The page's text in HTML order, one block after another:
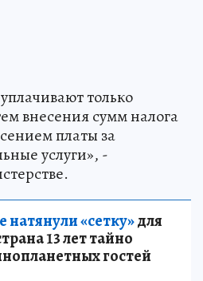
только
внесения сумм налога
платы за
услуги», -
«сетку»для
13 лет тайно
гостей